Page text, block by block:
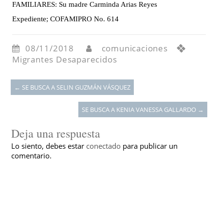
FAMILIARES: Su madre Carminda Arias Reyes
Expediente; COFAMIPRO No. 614
08/11/2018
comunicaciones
Migrantes Desaparecidos
← SE BUSCA A SELIN GUZMÁN VÁSQUEZ
SE BUSCA A KENIA VANESSA GALLARDO →
Deja una respuesta
Lo siento, debes estar conectado para publicar un
comentario.